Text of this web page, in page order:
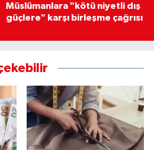
Müslümanlara "kötü niyetli dış
güçlere" karşı birleşme çağrısı